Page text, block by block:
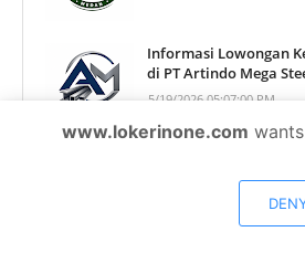
Informasi Lowongan
di PT Artindo Mega
5/19/2026 05:07:00 PM
PT Ultra Sumatera
www.lokerinone.com